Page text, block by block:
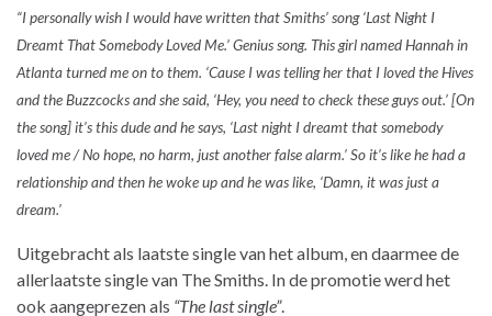
“I personally wish I would have written that Smiths’ song ‘Last Night I
Dreamt That Somebody Loved Me.’ Genius song. This girl named Hannah in
Atlanta turned me on to them. ‘Cause I was telling her that I loved the Hives
and the Buzzcocks and she said, ‘Hey, you need to check these guys out.’ [On
the song] it’s this dude and he says, ‘Last night I dreamt that somebody
loved me / No hope, no harm, just another false alarm.’ So it’s like he had a
relationship and then he woke up and he was like, ‘Damn, it was just a
dream.’
Uitgebracht als laatste single van het album, en daarmee de
allerlaatste single van The Smiths. In de promotie werd het
ook aangeprezen als “The last single”.